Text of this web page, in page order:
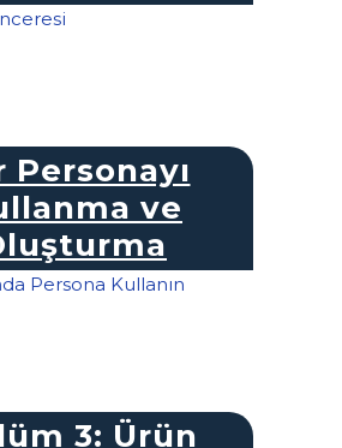
Personayı
ve
3: Ürün